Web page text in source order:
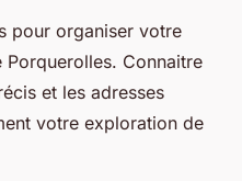
pour organiser votre
Connaitre
et les adresses
votre exploration de